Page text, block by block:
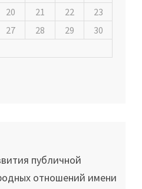
20 21 22
23
27 28 29
30
публичной
отношений имени